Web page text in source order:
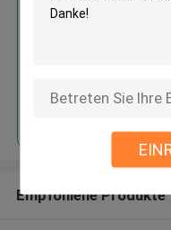
Empfohlene Produkte